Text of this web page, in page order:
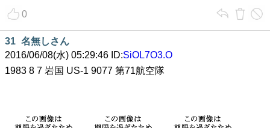
0
31 名無しさん
2016/06/08(水) 05:29:46 ID:SiOL7O3.O
1983 8 7 岩国 US-1 9077 第71航空隊